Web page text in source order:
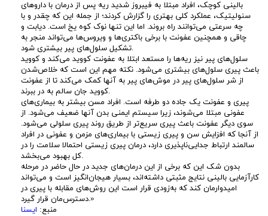
بالینی کوچک، افراد مبتلا به فیبروز شدید ریه پس از درمان با داروهای
سنولیتیک، عملکرد کلی بهتری را گزارش کردند؛ از جمله این‌ که چقدر و با
چه سرعتی می‌توانند راه بروند. اما این تنها نوک کوه یخ است. دیابت و
چاقی و همچنین عفونت با برخی باکتری‌ها و ویروس‌ها می‌تواند منجر به
تشکیل سلول‌های پیر بیشتری شود.
سلول‌های پیر نیز ریه‌ها را مستعد ابتلا به عفونت کووید می‌کند و کووید
باعث پیری سلول‌های بیشتری می‌شود. نکته مهم این است که خلاص‌شدن
از شر سلول‌های پیر در موش‌های پیر به آنها کمک می‌کند تا از عفونت
کووید جان سالم به‌ در ببرند.
پیری و عفونت یک جاده دو طرفه است. افراد مسن بیشتر به بیماری‌های
عفونی مبتلا می‌شوند، زیرا سیستم ایمنی بدن آنها ضعیف می‌شود. از
سوی دیگر عفونت باعث پیری سریع‌تر از طریق روند پیری سلولی می‌شود.
از آنجا که افزایش سن و پیری زیستی با بیماری‌های مزمن و عفونی در افراد
سالمند ارتباط جدایی‌ناپذیری دارد، درمان پیری‌ زیستی احتمالا سلامت را در
کل بهبود می‌بخشد.
بدون شک این‌ که برخی از این درمان‌های جدید در حال حاضر در مرحله
کارآزمایی بالینی نتایج مثبتی داشته‌اند، بسیار هیجان‌انگیز است و می‌تواند
امیدوارمان کند که به‌زودی قرار است این روش‌های مقابله با پیری در
دسترس‌مان قرار گیرد.»
منبع: ایسنا